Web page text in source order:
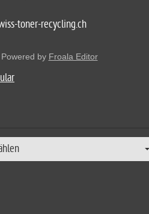
toner-recycling.ch
Powered by Froala Editor